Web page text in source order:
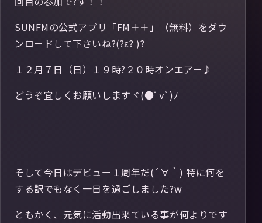
SUNFMの公式アプリ「FM＋＋」（無料）をダウ
ンロードして下さいね?(?ε? )?
１２月７日（日）１９時?２０時オンエアー♪
どうぞ宜しくお願いしますヾ(●ﾟⅴﾟ)ﾉ
そして今日はデビュー１周年だ(´∀｀) 特に何を
する訳でもなく一日を過ごしました?w
ともかく、元気に活動出来ている事が何よりです